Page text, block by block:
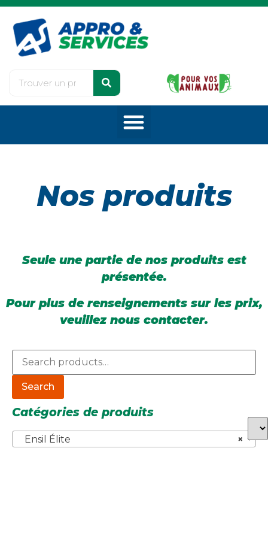
Nos produits
Seule une partie de nos produits est
présentée.
Pour plus de renseignements sur les prix,
veuillez nous contacter.
Search
Catégories de produits
×
Ensil Élite